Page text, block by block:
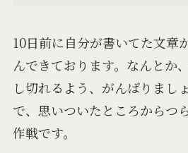
10日前に自分が書いてた文章
んできております。なんとか
し切れるよう、がんばりまし
で、思いついたところからつ
作戦です。